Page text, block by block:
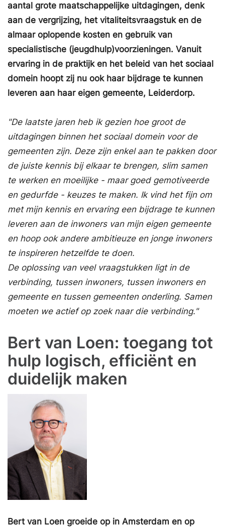
aantal grote maatschappelijke uitdagingen, denk
aan de vergrijzing, het vitaliteitsvraagstuk en de
almaar oplopende kosten en gebruik van
specialistische (jeugdhulp)voorzieningen. Vanuit
ervaring in de praktijk en het beleid van het sociaal
domein hoopt zij nu ook haar bijdrage te kunnen
leveren aan haar eigen gemeente, Leiderdorp.
"De laatste jaren heb ik gezien hoe groot de
uitdagingen binnen het sociaal domein voor de
gemeenten zijn. Deze zijn enkel aan te pakken door
de juiste kennis bij elkaar te brengen, slim samen
te werken en moeilijke - maar goed gemotiveerde
en gedurfde - keuzes te maken. Ik vind het fijn om
met mijn kennis en ervaring een bijdrage te kunnen
leveren aan de inwoners van mijn eigen gemeente
en hoop ook andere ambitieuze en jonge inwoners
te inspireren hetzelfde te doen.
De oplossing van veel vraagstukken ligt in de
verbinding, tussen inwoners, tussen inwoners en
gemeente en tussen gemeenten onderling. Samen
moeten we actief op zoek naar die verbinding."
Bert van Loen: toegang tot
hulp logisch, efficiënt en
duidelijk maken
Bert van Loen groeide op in Amsterdam en op